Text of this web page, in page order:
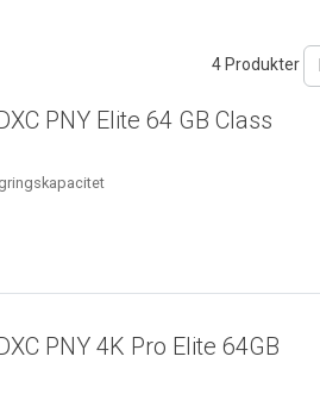
4 Produkter
PNY Elite 64 GB Class
PNY 4K Pro Elite 64GB